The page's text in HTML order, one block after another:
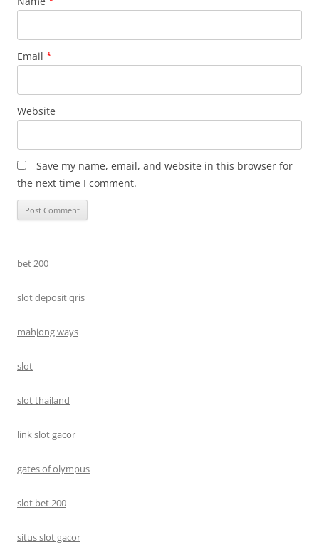
Email *
Website
Save my name, email, and website in this browser for
the next time I comment.
bet 200
slot deposit qris
mahjong ways
slot
slot thailand
link slot gacor
gates of olympus
slot bet 200
situs slot gacor